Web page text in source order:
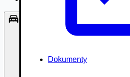
Dokumenty